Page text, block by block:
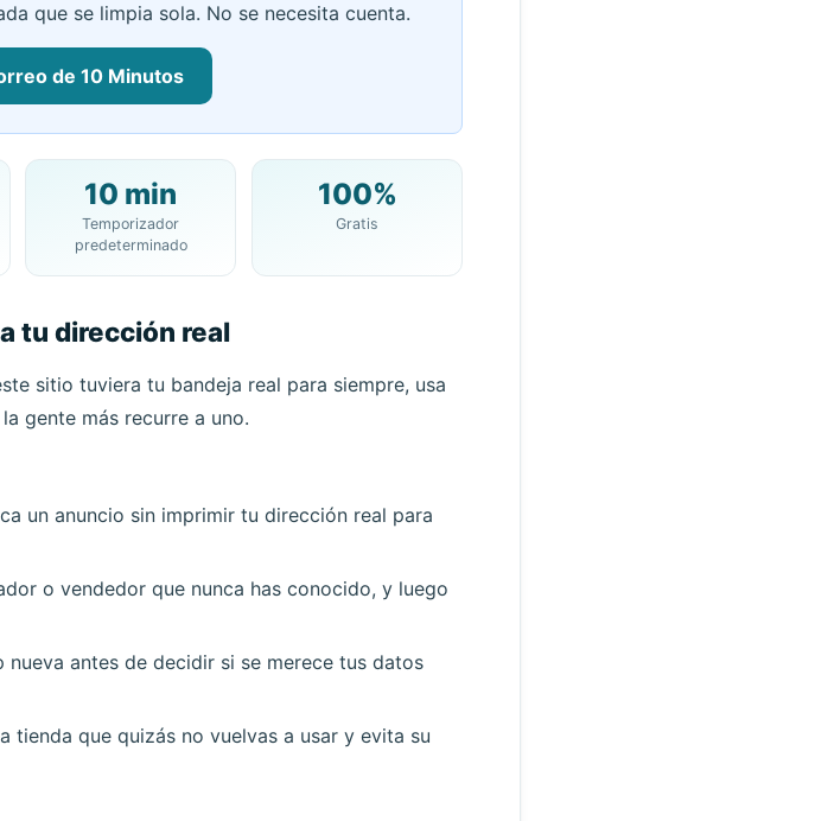
que se limpia sola. No se necesita cuenta.
de 10 Minutos
10 Minute Mail:
Cambiar Correo
en segundos
10 min
Temporizador
predeterminado
100%
Gratis
tu dirección real
sitio tuviera tu bandeja real para siempre, usa
gente más recurre a uno.
un anuncio sin imprimir tu dirección real para
o vendedor que nunca has conocido, y luego
nueva antes de decidir si se merece tus datos
tienda que quizás no vuelvas a usar y evita su